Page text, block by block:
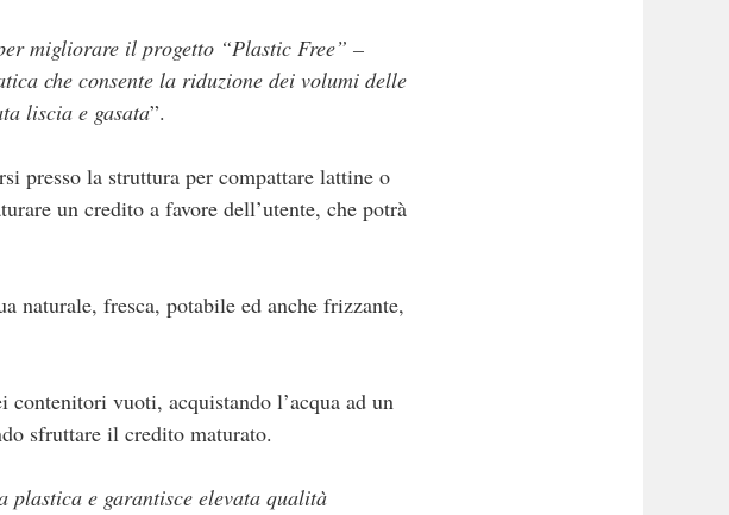
migliorare il progetto “Plastic Free” –
che consente la riduzione dei volumi delle
liscia e gasata”.
presso la struttura per compattare lattine o
un credito a favore dell’utente, che potrà
naturale, fresca, potabile ed anche frizzante,
vuoti, acquistando l’acqua ad un
sfruttare il credito maturato.
plastica e garantisce elevata qualità